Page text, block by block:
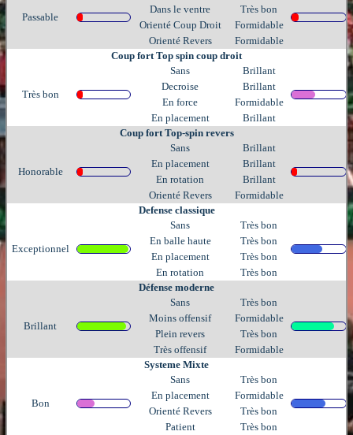
Passable
Dans le ventre
Très bon
Orienté Coup Droit
Formidable
Orienté Revers
Formidable
Coup fort Top spin coup droit
Très bon
Sans
Brillant
Decroise
Brillant
En force
Formidable
En placement
Brillant
Coup fort Top-spin revers
Honorable
Sans
Brillant
En placement
Brillant
En rotation
Brillant
Orienté Revers
Formidable
Defense classique
Exceptionnel
Sans
Très bon
En balle haute
Très bon
En placement
Très bon
En rotation
Très bon
Défense moderne
Brillant
Sans
Très bon
Moins offensif
Formidable
Plein revers
Très bon
Très offensif
Formidable
Systeme Mixte
Bon
Sans
Très bon
En placement
Formidable
Orienté Revers
Très bon
Patient
Très bon